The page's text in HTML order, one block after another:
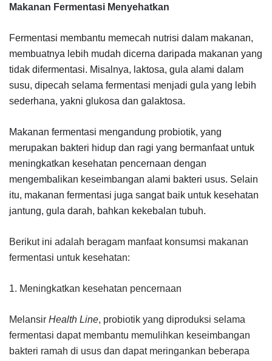
Makanan Fermentasi Menyehatkan
Fermentasi membantu memecah nutrisi dalam makanan,
membuatnya lebih mudah dicerna daripada makanan yang
tidak difermentasi. Misalnya, laktosa, gula alami dalam
susu, dipecah selama fermentasi menjadi gula yang lebih
sederhana, yakni glukosa dan galaktosa.
Makanan fermentasi mengandung probiotik, yang
merupakan bakteri hidup dan ragi yang bermanfaat untuk
meningkatkan kesehatan pencernaan dengan
mengembalikan keseimbangan alami bakteri usus. Selain
itu, makanan fermentasi juga sangat baik untuk kesehatan
jantung, gula darah, bahkan kekebalan tubuh.
Berikut ini adalah beragam manfaat konsumsi makanan
fermentasi untuk kesehatan:
1. Meningkatkan kesehatan pencernaan
Melansir Health Line, probiotik yang diproduksi selama
fermentasi dapat membantu memulihkan keseimbangan
bakteri ramah di usus dan dapat meringankan beberapa